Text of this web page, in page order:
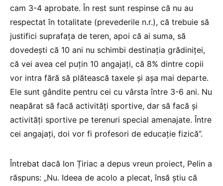
cam 3-4 aprobate. În rest sunt respinse că nu au
respectat în totalitate (prevederile n.r.), că trebuie să
justifici suprafața de teren, apoi că ai suma, să
dovedești că 10 ani nu schimbi destinația grădiniței,
că vei avea cel puțin 10 angajați, că 8% dintre copii
vor intra fără să plătească taxele și așa mai departe.
Ele sunt gândite pentru cei cu vârsta între 3-6 ani. Nu
neapărat să facă activități sportive, dar să facă și
activități sportive pe terenuri special amenajate. Între
cei angajați, doi vor fi profesori de educație fizică”.
Întrebat dacă Ion Țiriac a depus vreun proiect, Pelin a
răspuns: „Nu. Ideea de acolo a plecat, însă știu că